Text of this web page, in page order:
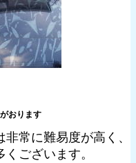
おります
常に難易度が高く、
ございます。